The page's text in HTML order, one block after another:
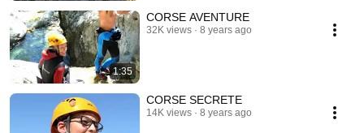
1:35
CORSE AVENTURE
32K views 8 years ago
CORSE SECRETE
14K views 8 years ago